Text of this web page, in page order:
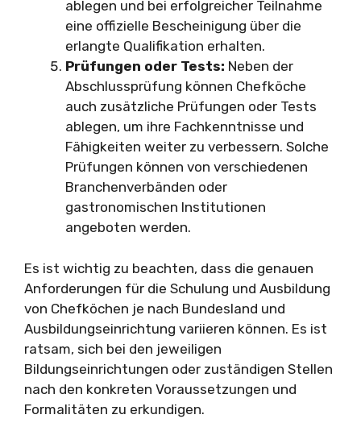
ablegen und bei erfolgreicher Teilnahme
eine offizielle Bescheinigung über die
erlangte Qualifikation erhalten.
Prüfungen oder Tests: Neben der
Abschlussprüfung können Chefköche
auch zusätzliche Prüfungen oder Tests
ablegen, um ihre Fachkenntnisse und
Fähigkeiten weiter zu verbessern. Solche
Prüfungen können von verschiedenen
Branchenverbänden oder
gastronomischen Institutionen
angeboten werden.
Es ist wichtig zu beachten, dass die genauen
Anforderungen für die Schulung und Ausbildung
von Chefköchen je nach Bundesland und
Ausbildungseinrichtung variieren können. Es ist
ratsam, sich bei den jeweiligen
Bildungseinrichtungen oder zuständigen Stellen
nach den konkreten Voraussetzungen und
Formalitäten zu erkundigen.